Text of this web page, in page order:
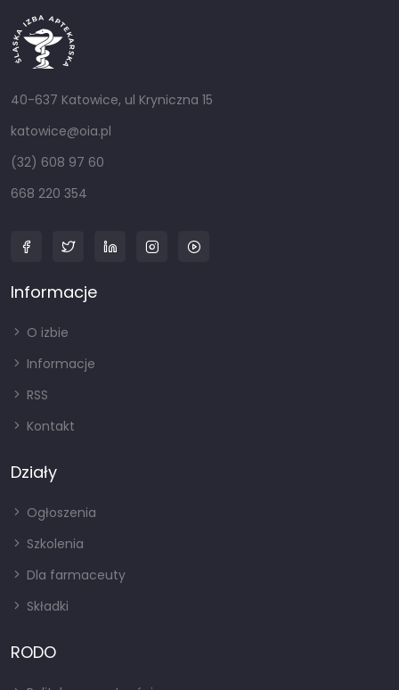
40-637 Katowice, ul Kryniczna 15
katowice@oia.pl
(32) 608 97 60
668 220 354
Informacje
O izbie
Informacje
RSS
Kontakt
Działy
Ogłoszenia
Szkolenia
Dla farmaceuty
Składki
RODO